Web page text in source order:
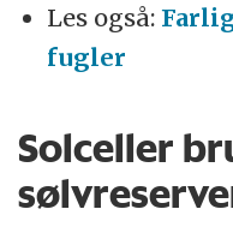
Les også:
fugler
Solceller